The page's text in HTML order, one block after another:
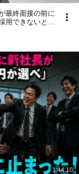
最終面接の前に
用できないと言
シンママで父親
総集編恋愛マン
1:44:10